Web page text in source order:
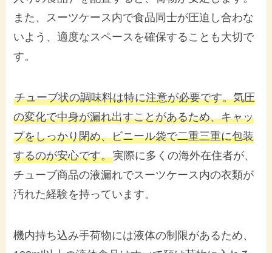
また、スーツケース内で食品同士が圧迫し合わな
いよう、適度なスペースを確保することも大切で
す。
チューブ状の調味料は特に注意が必要です。気圧
の変化で中身が漏れ出すことがあるため、キャッ
プをしっかり閉め、ビニール袋で二重三重に包装
するのが安心です。実際に多くの海外在住者が、
チューブ商品の液漏れでスーツケース内の衣類が
汚れた経験を持っています。
機内持ち込み手荷物には液体の制限があるため、